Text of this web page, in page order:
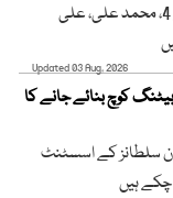
پاکستان کی جانب سے ساجد خان نے 4، محمد علی، علی
Updated 03 Aug, 2026
کوچ بنائے جانے کا
سلطانز کے اسسٹنٹ
چکے ہیں